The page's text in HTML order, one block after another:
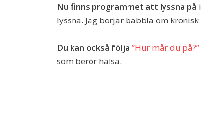
Nu finns programmet att lyssna på
lyssna. Jag börjar babbla om
Du kan också följa ”Hur mår du
som berör hälsa.